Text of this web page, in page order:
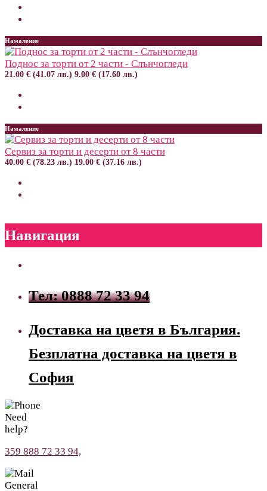
Намаление
Поднос за торти от 2 части - Слънчогледи
21.00 € (41.07 лв.) 9.00 € (17.60 лв.)
Намаление
Сервиз за торти и десерти от 8 части
40.00 € (78.23 лв.) 19.00 € (37.16 лв.)
Навигация
Тел: 0888 72 33 94
Доставка на цветя в България.
Безплатна доставка на цветя в
София
Need
help?
359 888 72 33 94,
General